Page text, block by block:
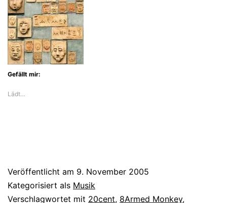
Gefällt mir:
Lädt…
Veröffentlicht am 9. November 2005
Kategorisiert als Musik
Verschlagwortet mit 20cent, 8Armed Monkey,